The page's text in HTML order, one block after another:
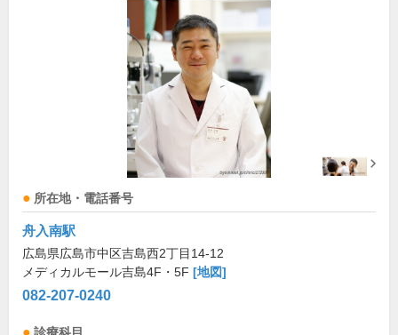
所在地・電話番号
舟入南駅
広島県広島市中区吉島西2丁目14-12
メディカルモール吉島4F・5F [地図]
082-207-0240